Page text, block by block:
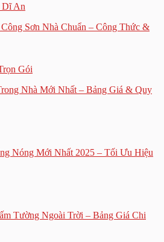
Sơn Nhà Chuẩn – Công Thức &
Nhà Mới Nhất – Bảng Giá & Quy
Nóng Mới Nhất 2025 – Tối Ưu Hiệu
Tường Ngoài Trời – Bảng Giá Chi